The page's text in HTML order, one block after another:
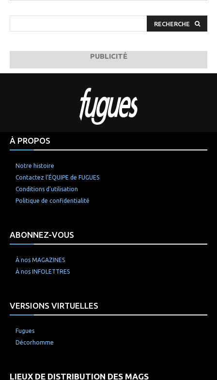
RECHERCHE
PUBLICITÉ
À PROPOS
Notre histoire
Contactez l’ÉQUIPE de FUGUES
Conditions d’utilisation
Politique de confidentialité
ABONNEZ-VOUS
À nos MAGAZINES
À nos INFOLETTRES
VERSIONS VIRTUELLES
Fugues
Décorhomme
LIEUX DE DISTRIBUTION DES MAGS